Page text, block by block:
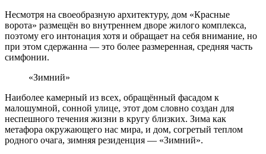
Несмотря на своеобразную архитектуру, дом «Красные
ворота» размещён во внутреннем дворе жилого комплекса,
поэтому его интонация хотя и обращает на себя внимание, но
при этом сдержанна — это более размеренная, средняя часть
симфонии.
«Зимний»
Наиболее камерный из всех, обращённый фасадом к
малошумной, сонной улице, этот дом словно создан для
неспешного течения жизни в кругу близких. Зима как
метафора окружающего нас мира, и дом, согретый теплом
родного очага, зимняя резиденция — «Зимний».